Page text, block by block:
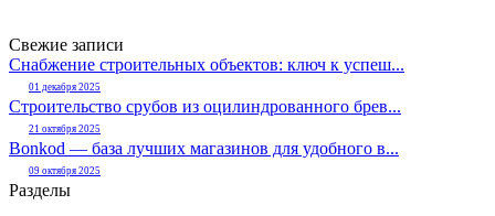
Свежие записи
Снабжение строительных объектов: ключ к успеш...
01 декабря 2025
Строительство срубов из оцилиндрованного брев...
21 октября 2025
Bonkod — база лучших магазинов для удобного в...
09 октября 2025
Разделы